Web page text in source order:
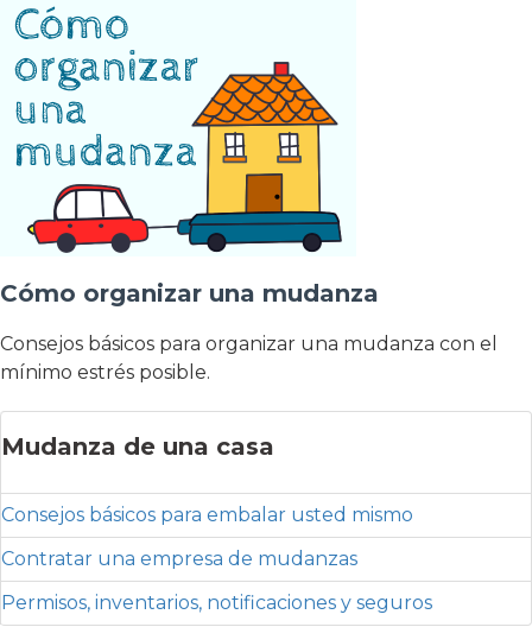
Cómo organizar una mudanza
Consejos básicos para organizar una mudanza con el
mínimo estrés posible.
Mudanza de una casa
Consejos básicos para embalar usted mismo
Contratar una empresa de mudanzas
Permisos, inventarios, notificaciones y seguros